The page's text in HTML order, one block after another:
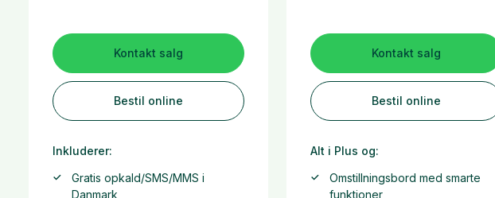
Kontakt salg
Bestil online
Inkluderer:
Gratis opkald/SMS/MMS i
Danmark
Kontakt salg
Bestil online
Alt i Plus og:
Omstillningsbord med smarte
funktioner